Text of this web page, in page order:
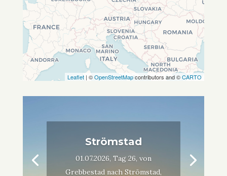
Leaflet | ©OpenStreetMapcontributors and ©CARTO
Strömstad
01.07.2026, Tag 26, von
Grebbestad nach Strömstad,